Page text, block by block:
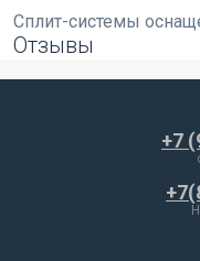
Сплит-системы
Отзывы
+7